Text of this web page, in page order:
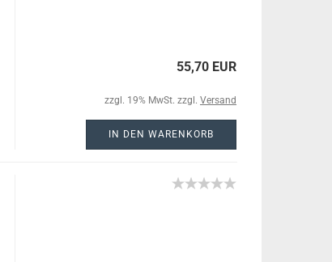
55,70 EUR
zzgl. 19% MwSt. zzgl. Versand
IN DEN WARENKORB